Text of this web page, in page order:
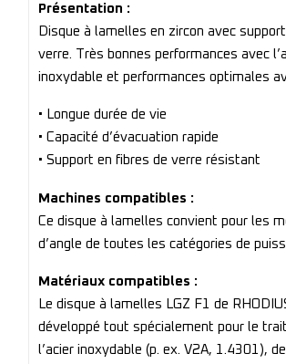
Présentation :
Disque à lamelles en zircon avec
verre. Très bonnes performances avec
inoxydable et performances optimales
• Longue durée de vie
• Capacité d’évacuation rapide
• Support en fibres de verre résistant
Machines compatibles :
Ce disque à lamelles convient pour les
d’angle de toutes les catégories de
Matériaux compatibles :
Le disque à lamelles LGZ F1 de
développé tout spécialement pour le
l’acier inoxydable (p. ex. V2A, 1.4301),